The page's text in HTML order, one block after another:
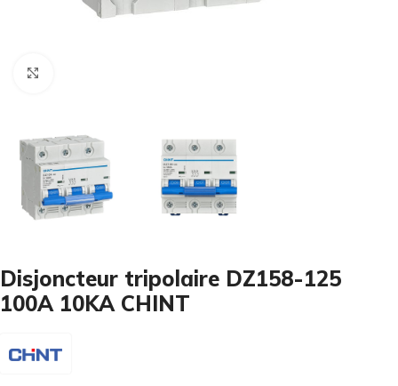
Disjoncteur tripolaire DZ158-125
100A 10KA CHINT